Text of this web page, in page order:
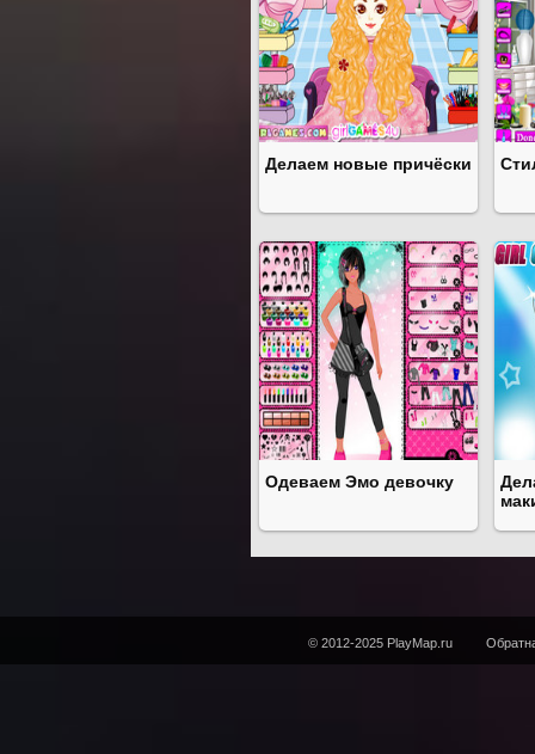
Делаем новые причёски
Одеваем Эмо девочку
© 2012-2025 PlayMap.ru